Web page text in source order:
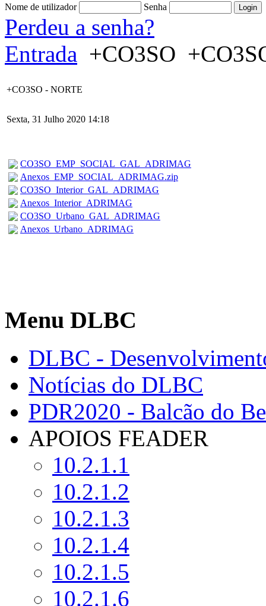
Nome de utilizador Senha
Perdeu a senha?
Entrada +CO3SO
+CO3SO - NORTE
Sexta, 31 Julho 2020 14:18
CO3SO_EMP_SOCIAL_GAL_ADRIMAG
Anexos_EMP_SOCIAL_ADRIMAG.zip
CO3SO_Interior_GAL_ADRIMAG
Anexos_Interior_ADRIMAG
CO3SO_Urbano_GAL_ADRIMAG
Anexos_Urbano_ADRIMAG
Menu DLBC
DLBC -
Notícias do DLBC
PDR2020 - Balcão do
APOIOS FEADER
10.2.1.1
10.2.1.2
10.2.1.3
10.2.1.4
10.2.1.5
10.2.1.6